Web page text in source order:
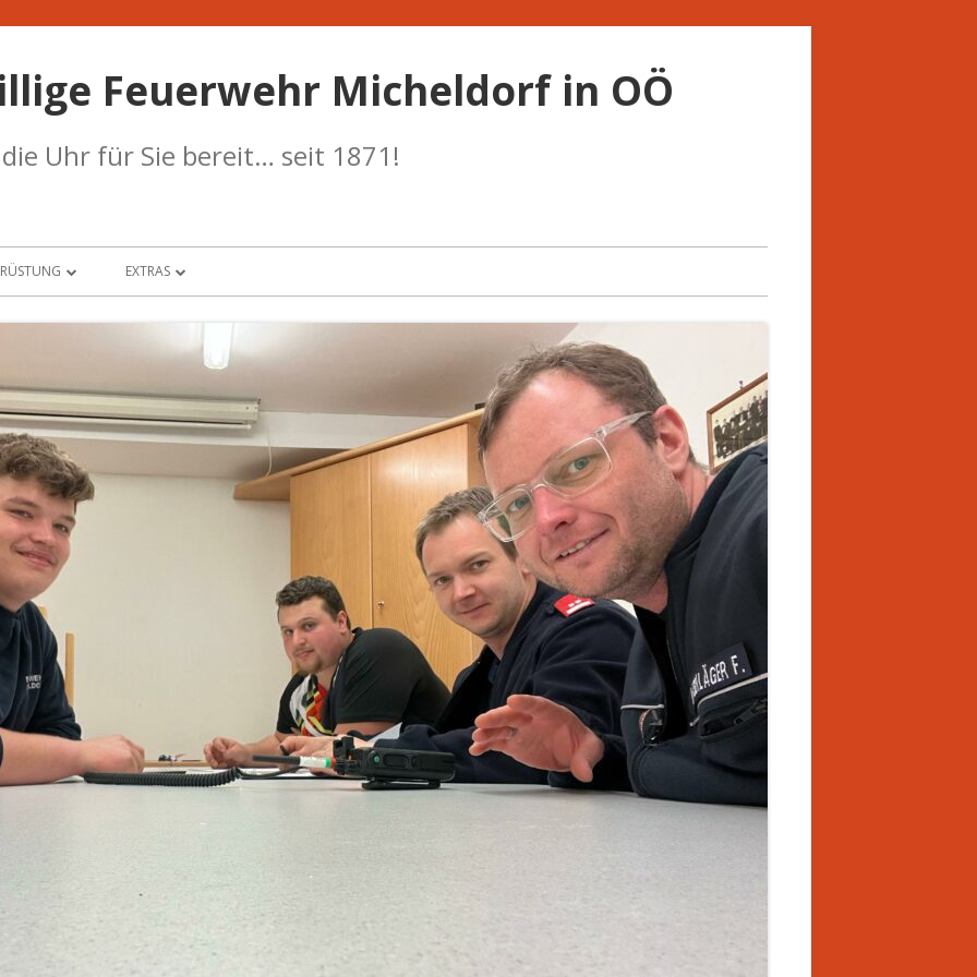
Feuerwehr Micheldorf in OÖ
Uhr für Sie bereit… seit 1871!
STÜTZPUNKT
60
EXTRAS
TERMINKALENDER
WETTERSTATION